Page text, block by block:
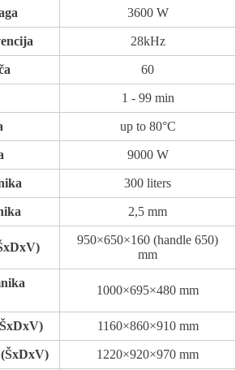
3600 W
28kHz
60
1 - 99 min
up to 80°C
9000 W
300 liters
2,5 mm
950×650×160 (handle 650)
mm
1000×695×480 mm
1160×860×910 mm
1220×920×970 mm